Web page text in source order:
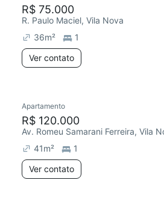
R$ 75.000
R. Paulo Maciel, Vila Nova
36m²
1
Ver contato
Apartamento
R$ 120.000
Av. Romeu Samarani Ferreira, Vila
41m²
1
Ver contato